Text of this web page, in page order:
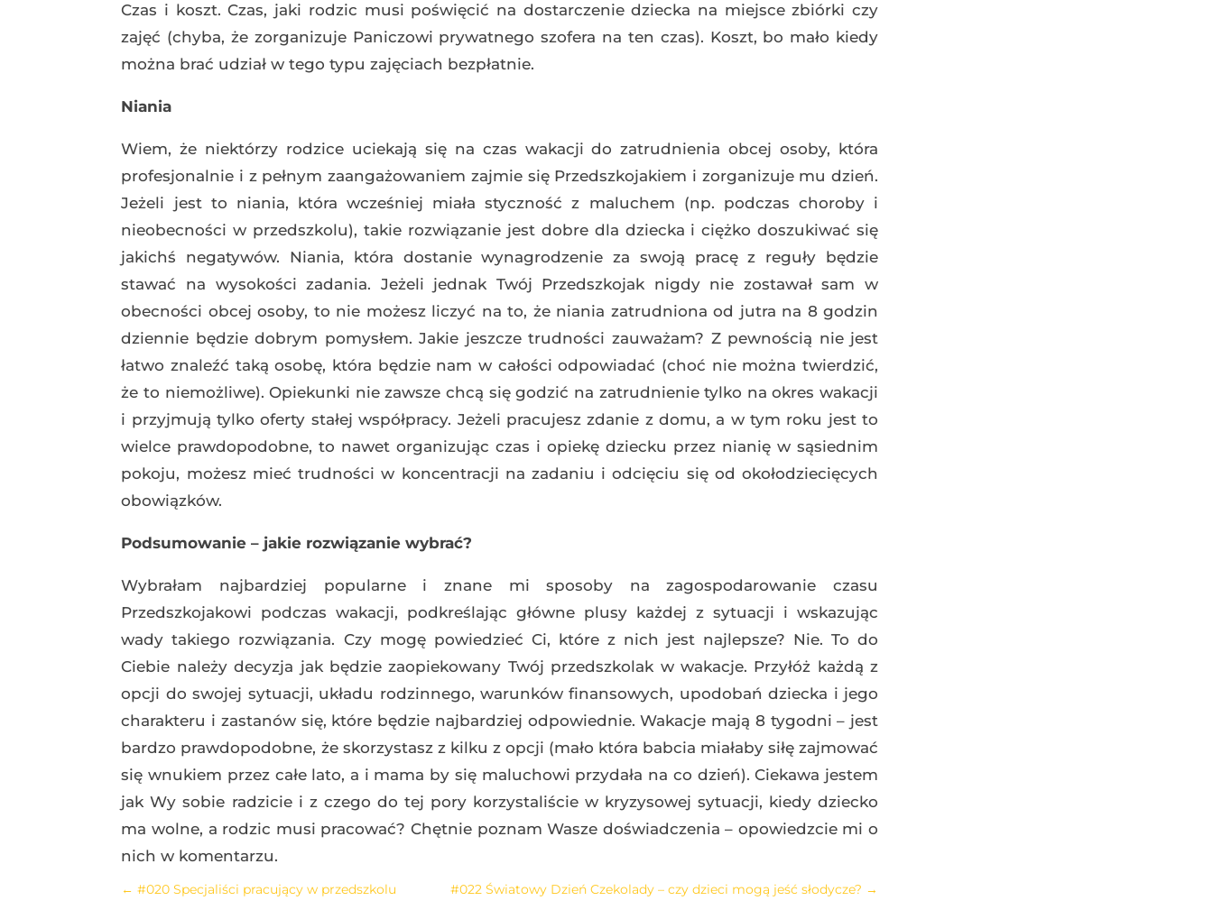
Czas i koszt. Czas, jaki rodzic musi poświęcić na dostarczenie dziecka na miejsce zbiórki czy
zajęć (chyba, że zorganizuje Paniczowi prywatnego szofera na ten czas). Koszt, bo mało kiedy
można brać udział w tego typu zajęciach bezpłatnie.
Niania
Wiem, że niektórzy rodzice uciekają się na czas wakacji do zatrudnienia obcej osoby, która
profesjonalnie i z pełnym zaangażowaniem zajmie się Przedszkojakiem i zorganizuje mu dzień.
Jeżeli jest to niania, która wcześniej miała styczność z maluchem (np. podczas choroby i
nieobecności w przedszkolu), takie rozwiązanie jest dobre dla dziecka i ciężko doszukiwać się
jakichś negatywów. Niania, która dostanie wynagrodzenie za swoją pracę z reguły będzie
stawać na wysokości zadania. Jeżeli jednak Twój Przedszkojak nigdy nie zostawał sam w
obecności obcej osoby, to nie możesz liczyć na to, że niania zatrudniona od jutra na 8 godzin
dziennie będzie dobrym pomysłem. Jakie jeszcze trudności zauważam? Z pewnością nie jest
łatwo znaleźć taką osobę, która będzie nam w całości odpowiadać (choć nie można twierdzić,
że to niemożliwe). Opiekunki nie zawsze chcą się godzić na zatrudnienie tylko na okres wakacji
i przyjmują tylko oferty stałej współpracy. Jeżeli pracujesz zdanie z domu, a w tym roku jest to
wielce prawdopodobne, to nawet organizując czas i opiekę dziecku przez nianię w sąsiednim
pokoju, możesz mieć trudności w koncentracji na zadaniu i odcięciu się od okołodziecięcych
obowiązków.
Podsumowanie – jakie rozwiązanie wybrać?
Wybrałam najbardziej popularne i znane mi sposoby na zagospodarowanie czasu
Przedszkojakowi podczas wakacji, podkreślając główne plusy każdej z sytuacji i wskazując
wady takiego rozwiązania. Czy mogę powiedzieć Ci, które z nich jest najlepsze? Nie. To do
Ciebie należy decyzja jak będzie zaopiekowany Twój przedszkolak w wakacje. Przyłóż każdą z
opcji do swojej sytuacji, układu rodzinnego, warunków finansowych, upodobań dziecka i jego
charakteru i zastanów się, które będzie najbardziej odpowiednie. Wakacje mają 8 tygodni – jest
bardzo prawdopodobne, że skorzystasz z kilku z opcji (mało która babcia miałaby siłę zajmować
się wnukiem przez całe lato, a i mama by się maluchowi przydała na co dzień). Ciekawa jestem
jak Wy sobie radzicie i z czego do tej pory korzystaliście w kryzysowej sytuacji, kiedy dziecko
ma wolne, a rodzic musi pracować? Chętnie poznam Wasze doświadczenia – opowiedzcie mi o
nich w komentarzu.
←#020 Specjaliści pracujący w przedszkolu #022 Światowy Dzień Czekolady – czy dzieci mogą jeść słodycze? →